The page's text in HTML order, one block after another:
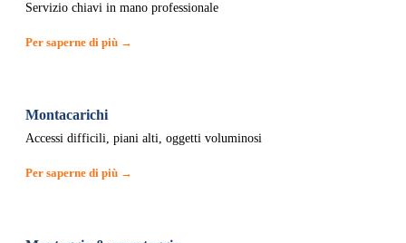
Servizio chiavi in mano professionale
Per saperne di più →
Montacarichi
Accessi difficili, piani alti, oggetti voluminosi
Per saperne di più →